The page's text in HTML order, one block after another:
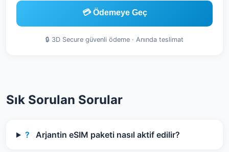
💳 Ödemeye Geç
🔒 3D Secure güvenli ödeme · Anında teslimat
Sık Sorulan Sorular
? Arjantin eSIM paketi nasıl aktif edilir?